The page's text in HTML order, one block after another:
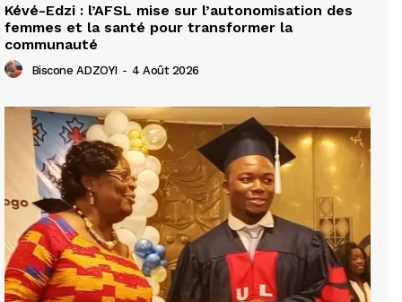
Kévé-Edzi : l’AFSL mise sur l’autonomisation des
femmes et la santé pour transformer la
communauté
Biscone ADZOYI - 4 Août 2026